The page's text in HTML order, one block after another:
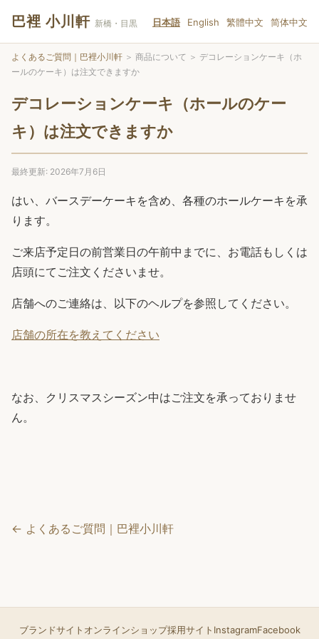
巴裡 小川軒 新橋・目黒 日本語 English 繁體中文 简体中文
よくあるご質問｜巴裡小川軒 ＞ 商品について ＞ デコレーションケーキ（ホ
ールのケーキ）は注文できますか
デコレーションケーキ（ホールのケー
キ）は注文できますか
最終更新: 2026年7月6日
はい、バースデーケーキを含め、各種のホールケーキを承
ります。
ご来店予定日の前営業日の午前中までに、お電話もしくは
店頭にてご注文くださいませ。
店舗へのご連絡は、以下のヘルプを参照してください。
店舗の所在を教えてください
なお、クリスマスシーズン中はご注文を承っておりませ
ん。
← よくあるご質問｜巴裡小川軒
ブランドサイト オンラインショップ採用サイト InstagramFacebook